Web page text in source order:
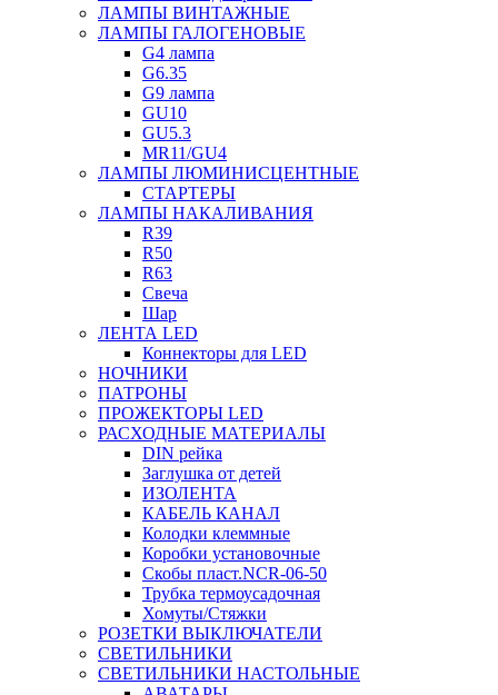
ЛАМПЫ ВИНТАЖНЫЕ
ЛАМПЫ ГАЛОГЕНОВЫЕ
G4 лампа
G6.35
G9 лампа
GU10
GU5.3
MR11/GU4
ЛАМПЫ ЛЮМИНИСЦЕНТНЫЕ
СТАРТЕРЫ
ЛАМПЫ НАКАЛИВАНИЯ
R39
R50
R63
Свеча
Шар
ЛЕНТА LED
Коннекторы для LED
НОЧНИКИ
ПАТРОНЫ
ПРОЖЕКТОРЫ LED
РАСХОДНЫЕ МАТЕРИАЛЫ
DIN рейка
Заглушка от детей
ИЗОЛЕНТА
КАБЕЛЬ КАНАЛ
Колодки клеммные
Коробки установочные
Скобы пласт.NCR-06-50
Трубка термоусадочная
Хомуты/Стяжки
РОЗЕТКИ ВЫКЛЮЧАТЕЛИ
СВЕТИЛЬНИКИ
СВЕТИЛЬНИКИ НАСТОЛЬНЫЕ